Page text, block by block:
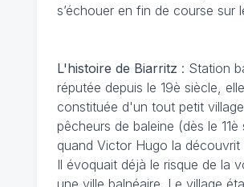
s’échouer en fin de course sur
L'histoire de Biarritz : Station
réputée depuis le 19è siècle,
constituée d'un tout petit
pêcheurs de baleine (dès le 11è
quand Victor Hugo la découvrit
Il évoquait déjà le risque de la
une ville balnéaire. Le village